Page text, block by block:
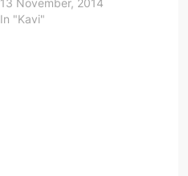
बंजारा | तन बंजारा , मन बंजारा |
जवान बेटियों का बाप बंजारा |
13 November, 2014
In "Kavi"